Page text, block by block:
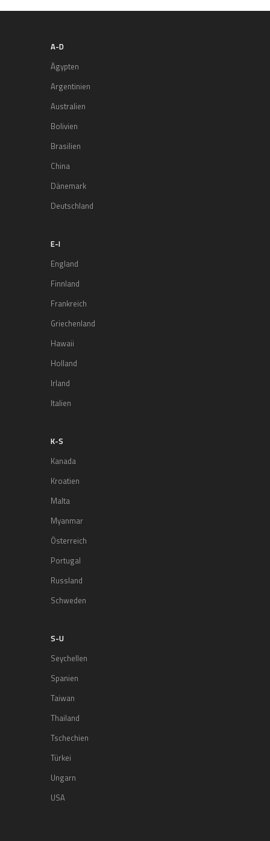
A-D
Ägypten
Argentinien
Australien
Bolivien
Brasilien
China
Dänemark
Deutschland
E-I
England
Finnland
Frankreich
Griechenland
Hawaii
Holland
Irland
Italien
K-S
Kanada
Kroatien
Malta
Myanmar
Österreich
Portugal
Russland
Schweden
S-U
Seychellen
Spanien
Taiwan
Thailand
Tschechien
Türkei
Ungarn
USA